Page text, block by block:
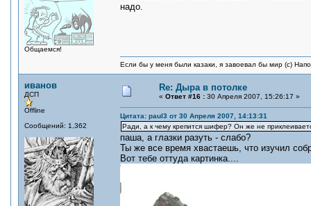
Общаемся!
надо.
Если бы у меня были казаки, я завоевал бы мир (с)
иванов
ДСП
Offline
Сообщений: 1,362
Re: Дыра в потолке
« Ответ #16 : 30 Апреля 2007, 15:26:17 »
Цитата: paul3 от 30 Апреля 2007, 14:13:31
Ради, а к чему крепится шифер? Он же не
паша, а глазки разуть - слабо?
Ты же все время хвастаешь, что изучил
Вот тебе оттуда картинка....